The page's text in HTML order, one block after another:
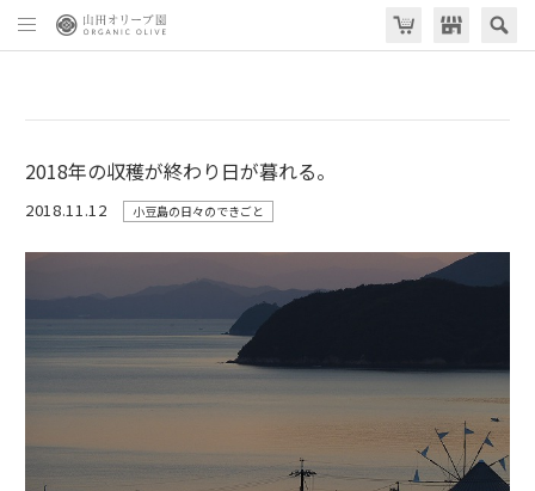
2018年の収穫が終わり日が暮れる。
2018.11.12 小豆島の日々のできごと